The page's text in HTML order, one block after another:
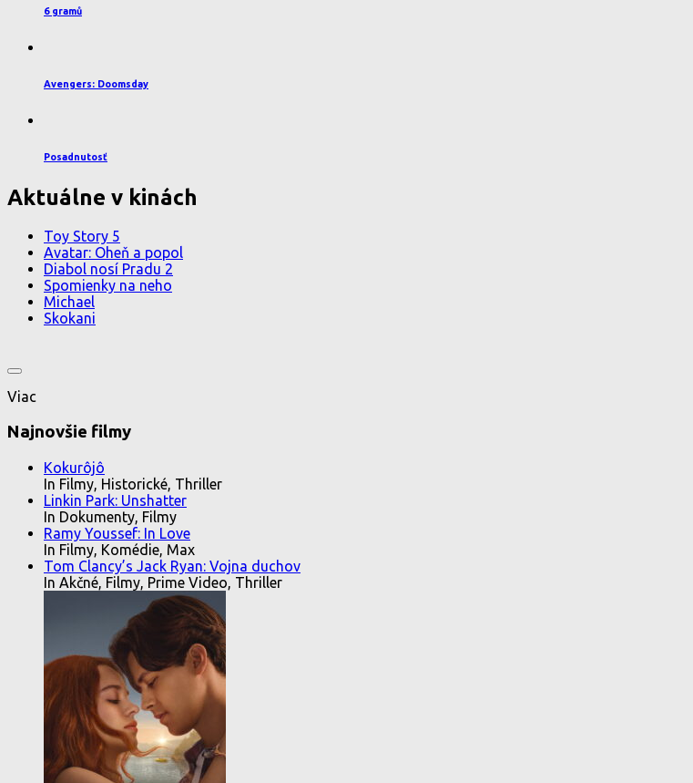
6 gramů
Avengers: Doomsday
Posadnutosť
Aktuálne v kinách
Toy Story 5
Avatar: Oheň a popol
Diabol nosí Pradu 2
Spomienky na neho
Michael
Skokani
Viac
Najnovšie filmy
Kokurôjô
In Filmy, Historické, Thriller
Linkin Park: Unshatter
In Dokumenty, Filmy
Ramy Youssef: In Love
In Filmy, Komédie, Max
Tom Clancy’s Jack Ryan: Vojna duchov
In Akčné, Filmy, Prime Video, Thriller